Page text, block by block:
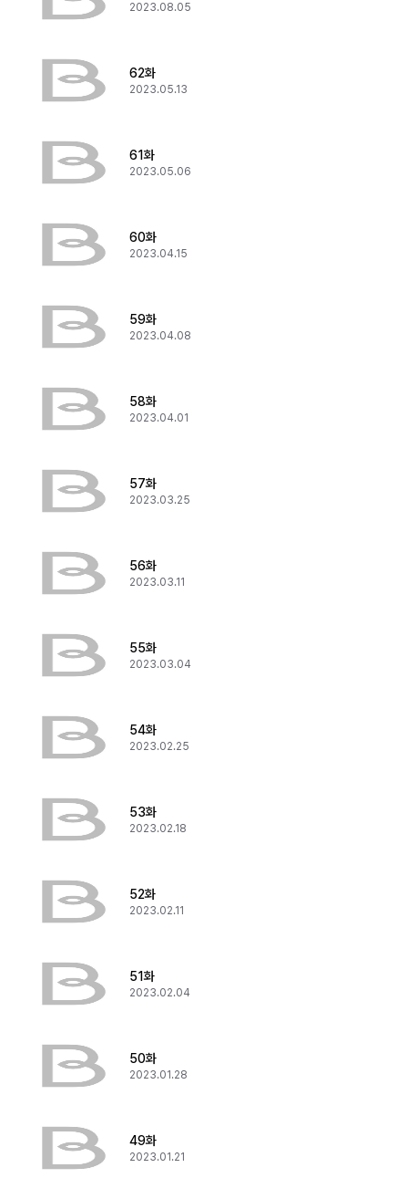
2023.08.05
62화
2023.05.13
61화
2023.05.06
60화
2023.04.15
59화
2023.04.08
58화
2023.04.01
57화
2023.03.25
56화
2023.03.11
55화
2023.03.04
54화
2023.02.25
53화
2023.02.18
52화
2023.02.11
51화
2023.02.04
50화
2023.01.28
49화
2023.01.21